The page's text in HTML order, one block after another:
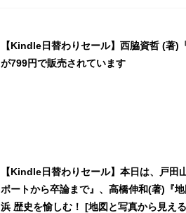
【Kindle日替わりセール】西脇資哲 (著)
が799円で販売されています
【Kindle日替わりセール】本日は、戸
ポートから卒論まで』、高橋伸和(著)『
浜 歴史を愉しむ！ [地図と写真から見え